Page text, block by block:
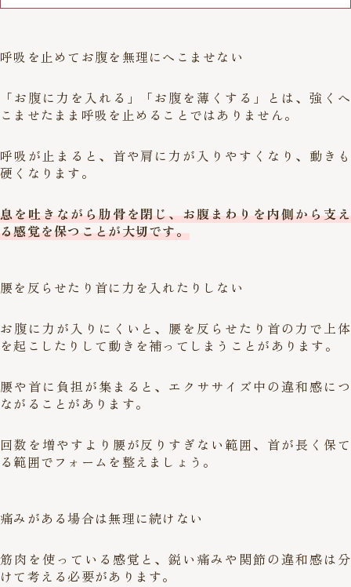
呼吸を止めてお腹を無理にへこませない
「お腹に力を入れる」「お腹を薄くする」とは、強くへ
こませたまま呼吸を止めることではありません。
呼吸が止まると、首や肩に力が入りやすくなり、動きも
硬くなります。
息を吐きながら肋骨を閉じ、お腹まわりを内側から支え
る感覚を保つことが大切です。
腰を反らせたり首に力を入れたりしない
お腹に力が入りにくいと、腰を反らせたり首の力で上体
を起こしたりして動きを補ってしまうことがあります。
腰や首に負担が集まると、エクササイズ中の違和感につ
ながることがあります。
回数を増やすより腰が反りすぎない範囲、首が長く保て
る範囲でフォームを整えましょう。
痛みがある場合は無理に続けない
筋肉を使っている感覚と、鋭い痛みや関節の違和感は分
けて考える必要があります。